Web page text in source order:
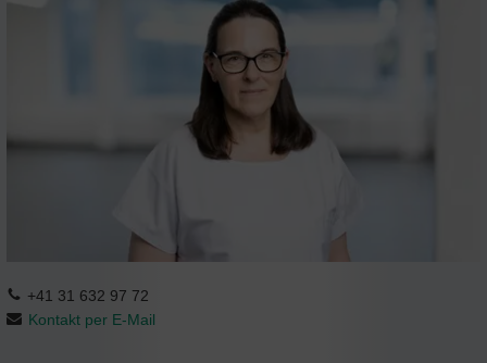
+41 31 632 97 72
Kontakt per E-Mail